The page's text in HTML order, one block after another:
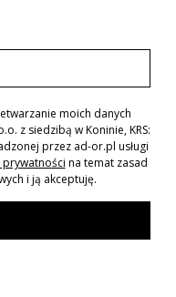
moich danych
z siedzibą w Koninie, KRS:
przez ad-or.pl usługi
prywatności na temat zasad
i ją akceptuję.